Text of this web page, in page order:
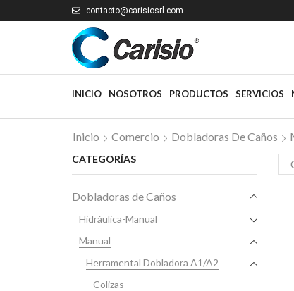
contacto@carisiosrl.com
INICIO NOSOTROS PRODUCTOS SERVICIOS
Inicio Comercio Dobladoras De Caños
CATEGORÍAS
Dobladoras de Caños
Hidráulica-Manual
Manual
Herramental Dobladora A1/A2
Colizas